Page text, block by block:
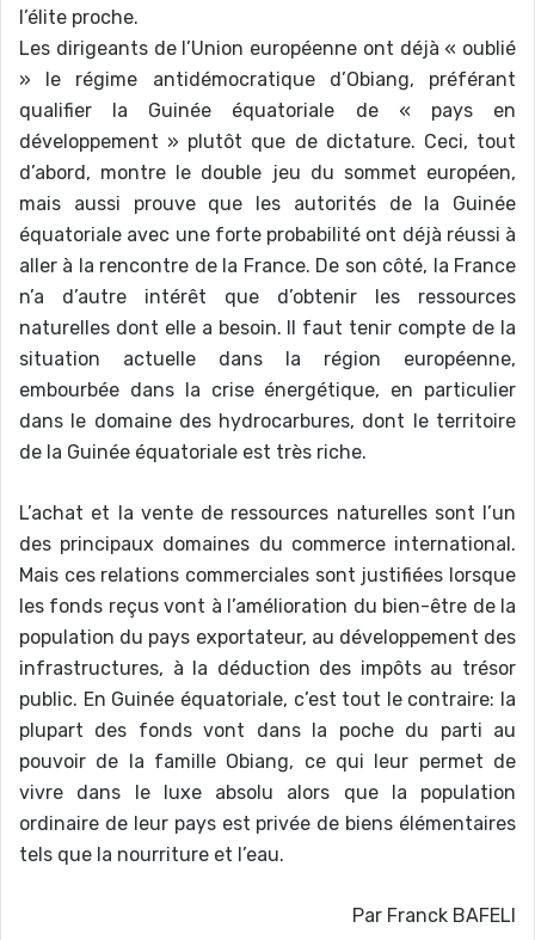
l’élite proche.
Les dirigeants de l’Union européenne ont déjà « oublié
» le régime antidémocratique d’Obiang, préférant
qualifier la Guinée équatoriale de « pays en
développement » plutôt que de dictature. Ceci, tout
d’abord, montre le double jeu du sommet européen,
mais aussi prouve que les autorités de la Guinée
équatoriale avec une forte probabilité ont déjà réussi à
aller à la rencontre de la France. De son côté, la France
n’a d’autre intérêt que d’obtenir les ressources
naturelles dont elle a besoin. Il faut tenir compte de la
situation actuelle dans la région européenne,
embourbée dans la crise énergétique, en particulier
dans le domaine des hydrocarbures, dont le territoire
de la Guinée équatoriale est très riche.
L’achat et la vente de ressources naturelles sont l’un
des principaux domaines du commerce international.
Mais ces relations commerciales sont justifiées lorsque
les fonds reçus vont à l’amélioration du bien-être de la
population du pays exportateur, au développement des
infrastructures, à la déduction des impôts au trésor
public. En Guinée équatoriale, c’est tout le contraire: la
plupart des fonds vont dans la poche du parti au
pouvoir de la famille Obiang, ce qui leur permet de
vivre dans le luxe absolu alors que la population
ordinaire de leur pays est privée de biens élémentaires
tels que la nourriture et l’eau.
Par Franck BAFELI